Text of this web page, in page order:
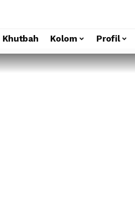
Khutbah Kolom Profil